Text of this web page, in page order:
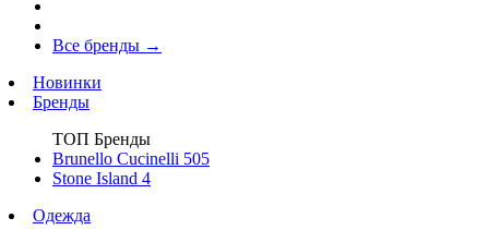
Все бренды →
Новинки
Бренды
ТОП Бренды
Brunello Cucinelli 505
Stone Island 4
Одежда